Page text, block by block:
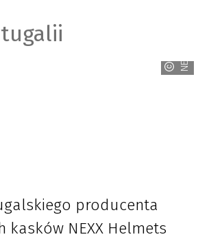
NEXX
producenta
kasków NEXX Helmets